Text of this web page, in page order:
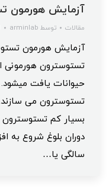
آزمایش هورمون
مقالات توسط arminlab
آزمایش هورمون
تستوسترون
حیوانات یافت میشود.
تستوسترون می سازند.
بسیار کم تستوسترون
سالگی یا…